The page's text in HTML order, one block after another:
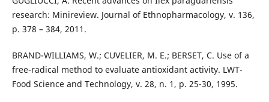
research: Minireview. Journal of Ethnopharmacology, v. 136,
p. 378 – 384, 2011.
BRAND-WILLIAMS, W.; CUVELIER, M. E.; BERSET, C. Use of a
free-radical method to evaluate antioxidant activity. LWT-
Food Science and Technology, v. 28, n. 1, p. 25-30, 1995.